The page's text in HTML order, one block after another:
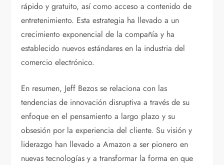
rápido y gratuito, así como acceso a contenido de
entretenimiento. Esta estrategia ha llevado a un
crecimiento exponencial de la compañía y ha
establecido nuevos estándares en la industria del
comercio electrónico.
En resumen, Jeff Bezos se relaciona con las
tendencias de innovación disruptiva a través de su
enfoque en el pensamiento a largo plazo y su
obsesión por la experiencia del cliente. Su visión y
liderazgo han llevado a Amazon a ser pionero en
nuevas tecnologías y a transformar la forma en que